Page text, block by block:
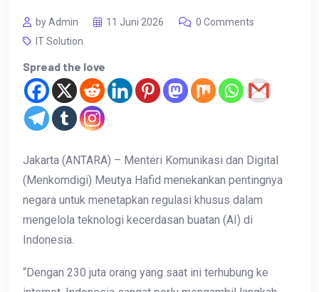
by Admin 11 Juni 2026
0 Comments
IT Solution
Spread the love
Jakarta (ANTARA) – Menteri Komunikasi dan Digital
(Menkomdigi) Meutya Hafid menekankan pentingnya
negara untuk menetapkan regulasi khusus dalam
mengelola teknologi kecerdasan buatan (AI) di
Indonesia.
“Dengan 230 juta orang yang saat ini terhubung ke